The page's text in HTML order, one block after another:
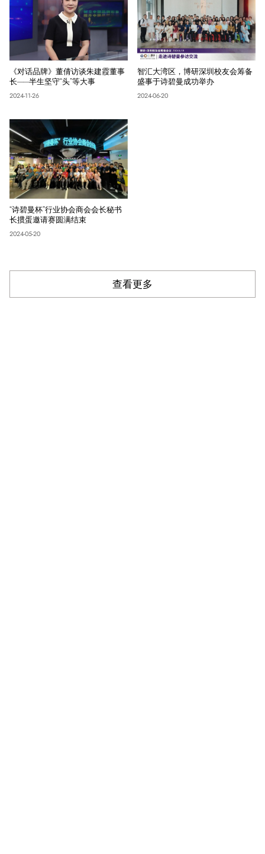
《对话品牌》董倩访谈朱建霞董事
长——半生坚守“头”等大事
2024-11-26
智汇大湾区，博研深圳校友会筹备
盛事于诗碧曼成功举办
2024-06-20
“诗碧曼杯”行业协会商会会长秘书
长掼蛋邀请赛圆满结束
2024-05-20
查看更多